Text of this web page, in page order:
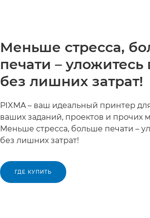
Меньше стресса,
печати – уложитесь
без лишних затрат!
PIXMA – ваш идеальный принтер
ваших заданий, проектов и прочих
Меньше стресса, больше печати –
без лишних затрат!
ГДЕ КУПИТЬ